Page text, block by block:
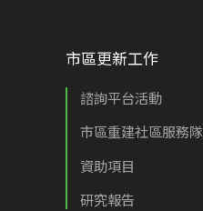
市區更新工作
諮詢平台活動
市區重建社區服務隊
資助項目
研究報告